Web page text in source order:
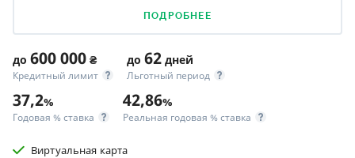
ПОДРОБНЕЕ
до 600 000 ₴
Кредитный лимит
до 62 дней
Льготный период
37,2%
Годовая % ставка
42,86%
Реальная годовая % ставка
Виртуальная карта